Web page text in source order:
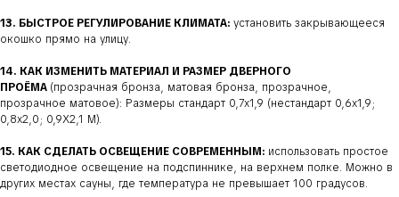
13. БЫСТРОЕ РЕГУЛИРОВАНИЕ КЛИМАТА: установить закрывающееся
окошко прямо на улицу.
14. КАК ИЗМЕНИТЬ МАТЕРИАЛ И РАЗМЕР ДВЕРНОГО
ПРОЁМА (прозрачная бронза, матовая бронза, прозрачное,
прозрачное матовое): Размеры стандарт 0,7х1,9 (нестандарт 0,6х1,9;
0,8х2,0; 0,9Х2,1 М).
15. КАК СДЕЛАТЬ ОСВЕЩЕНИЕ СОВРЕМЕННЫМ: использовать простое
светодиодное освещение на подспиннике, на верхнем полке. Можно в
других местах сауны, где температура не превышает 100 градусов.